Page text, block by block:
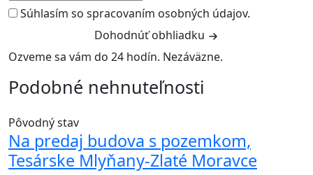
Súhlasím so spracovaním osobných údajov.
Dohodnúť obhliadku
Ozveme sa vám do 24 hodín. Nezáväzne.
Podobné nehnuteľnosti
Pôvodný stav
Na predaj budova s pozemkom,
Tesárske Mlyňany-Zlaté Moravce